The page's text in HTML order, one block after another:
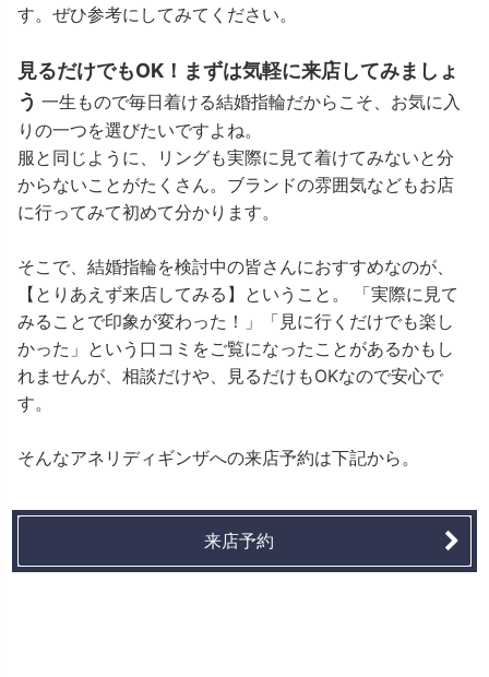
す。ぜひ参考にしてみてください。
見るだけでもOK！まずは気軽に来店してみましょ
う 一生もので毎日着ける結婚指輪だからこそ、お気に入
りの一つを選びたいですよね。
服と同じように、リングも実際に見て着けてみないと分
からないことがたくさん。ブランドの雰囲気などもお店
に行ってみて初めて分かります。
そこで、結婚指輪を検討中の皆さんにおすすめなのが、
【とりあえず来店してみる】ということ。 「実際に見て
みることで印象が変わった！」「見に行くだけでも楽し
かった」という口コミをご覧になったことがあるかもし
れませんが、相談だけや、見るだけもOKなので安心で
す。
そんなアネリディギンザへの来店予約は下記から。
来店予約